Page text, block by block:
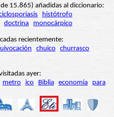
15.865) añadidas al diccionario:
histótrofo
doctrina monocárpico
recientemente:
chuico churrasco
ayer:
metro ico Biblia economía para